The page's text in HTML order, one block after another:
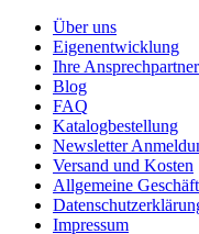
Über uns
Eigenentwicklung
Ihre Ansprechpartner
Blog
FAQ
Katalogbestellung
Newsletter
Versand und Kosten
Allgemeine
Impressum